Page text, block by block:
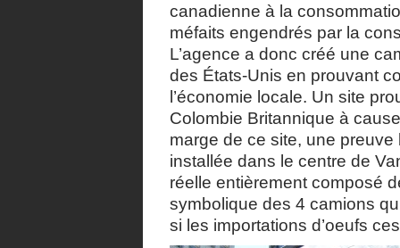
canadienne à la
méfaits engendrés par la
L’agence a donc créé une
des États-Unis en prouvant
l’économie locale. Un site
Colombie Britannique à
marge de ce site, une
installée dans le centre de
réelle entièrement composé
symbolique des 4 camions
si les importations d’oeufs